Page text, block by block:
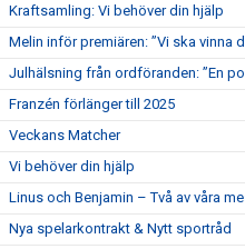
Kraftsamling: Vi behöver din hjälp
Melin inför premiären: ”Vi ska vinna
Julhälsning från ordföranden: ”En
Franzén förlänger till 2025
Veckans Matcher
Vi behöver din hjälp
Linus och Benjamin – Två av våra
Nya spelarkontrakt & Nytt sportråd